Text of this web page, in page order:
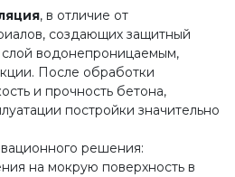
, в отличие от
создающих защитный
водонепроницаемым,
После обработки
и прочность бетона,
постройки значительно
решения:
на мокрую поверхность в